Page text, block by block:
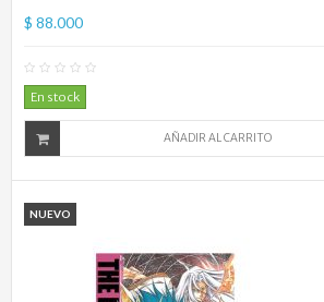
$ 88.000
En stock
AÑADIR AL CARRITO
NUEVO